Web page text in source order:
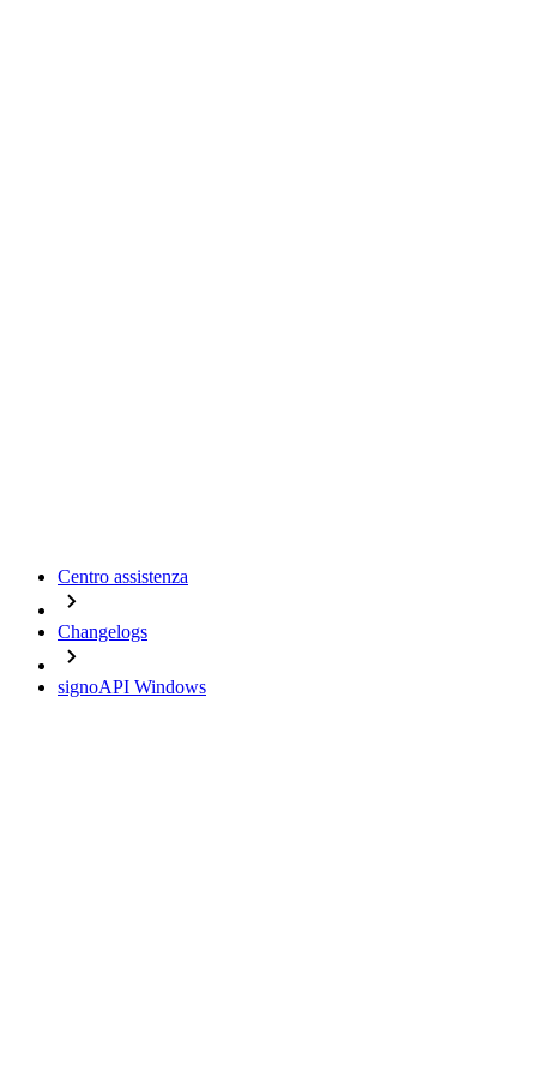
Centro assistenza
Changelogs
signoAPI Windows